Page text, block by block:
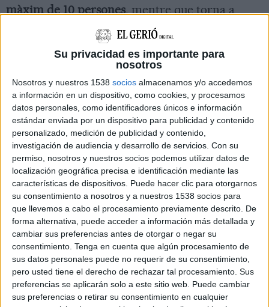
Su privacidad es importante para
nosotros
Nosotros y nuestros 1538 socios almacenamos y/o accedemos
a información en un dispositivo, como cookies, y procesamos
datos personales, como identificadores únicos e información
estándar enviada por un dispositivo para publicidad y contenido
personalizado, medición de publicidad y contenido,
investigación de audiencia y desarrollo de servicios. Con su
permiso, nosotros y nuestros socios podemos utilizar datos de
localización geográfica precisa e identificación mediante las
características de dispositivos. Puede hacer clic para otorgarnos
su consentimiento a nosotros y a nuestros 1538 socios para
que llevemos a cabo el procesamiento previamente descrito. De
forma alternativa, puede acceder a información más detallada y
cambiar sus preferencias antes de otorgar o negar su
consentimiento. Tenga en cuenta que algún procesamiento de
sus datos personales puede no requerir de su consentimiento,
pero usted tiene el derecho de rechazar tal procesamiento. Sus
preferencias se aplicarán solo a este sitio web. Puede cambiar
sus preferencias o retirar su consentimiento en cualquier
màxim de 10 persones, mentre que torna a
toc de queda nocturn
de la matinada i les 6 del matí. D'altra banda,
també estancarà l'oci nocturnilimitarà els
aforaments-50% en restauració i un 70% en
comerços, cultura i gimnasos-; i finalment, es
demana fomentar el teletreball.
Aquestes mesures seran redactades demà en
una resolució que s'enviarà dimecres al
Tribunal Superior de Justícia de Catalunya
TSJC) perquè l'aprovi i puguientrar en vigorla
nit de dijous a divendres i tindran unadurada
de 15 dies.
Tant Plaja com Argimon han repetit el missatge
de la necessitat de reduir la interacció i la
mobilitat perquè són les maneres com es